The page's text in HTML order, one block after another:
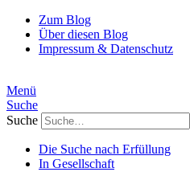
Zum Blog
Über diesen Blog
Impressum & Datenschutz
Menü
Suche
Suche
Die Suche nach Erfüllung
In Gesellschaft